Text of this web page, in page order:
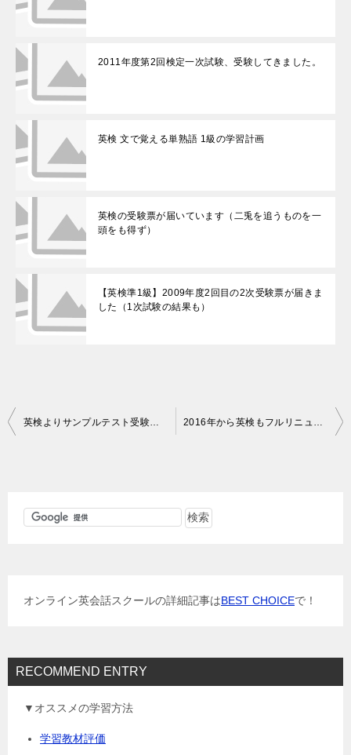
2011年度第2回検定一次試験、受験してきました。
英検 文で覚える単熟語 1級の学習計画
英検の受験票が届いています（二兎を追うものを一
頭をも得ず）
【英検準1級】2009年度2回目の2次受験票が届きま
した（1次試験の結果も）
投
英検よりサンプルテスト受験の案内が届く 2016年から英検もフルリニューアル！4技能が求められる時代に！
オンライン英会話スクールの詳細記事はBEST CHOICEで！
RECOMMEND ENTRY
▼オススメの学習方法
学習教材評価